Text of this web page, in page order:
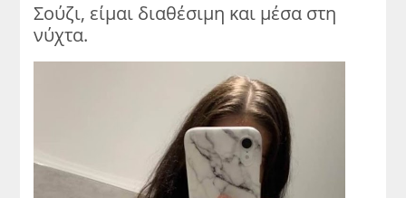
Σούζι, είμαι διαθέσιμη και μέσα στη
νύχτα.